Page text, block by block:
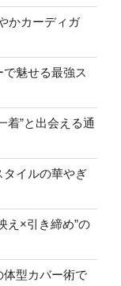
かカーディガ
魅せる最強ス
着”と出会える通
タイルの華やぎ
え×引き締め”の
型カバー術で